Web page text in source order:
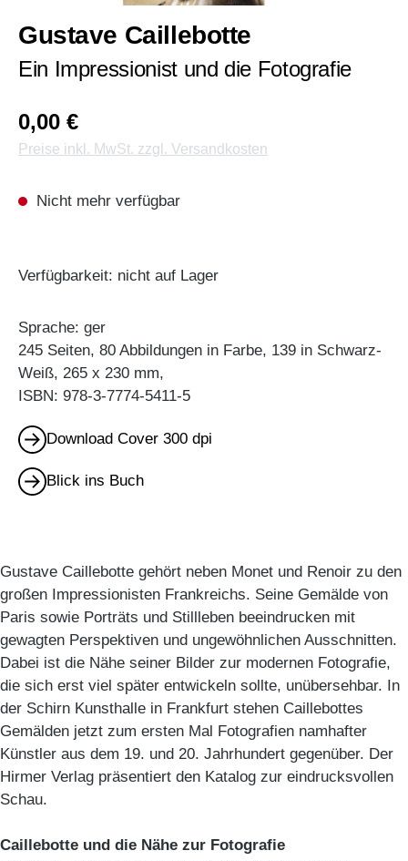
Gustave Caillebotte
Ein Impressionist und die Fotografie
0,00 €
Preise inkl. MwSt. zzgl. Versandkosten
Nicht mehr verfügbar
Verfügbarkeit: nicht auf Lager
Sprache: ger
245 Seiten, 80 Abbildungen in Farbe, 139 in Schwarz-
Weiß, 265 x 230 mm,
ISBN: 978-3-7774-5411-5
Download Cover 300 dpi
Blick ins Buch
Gustave Caillebotte gehört neben Monet und Renoir zu den
großen Impressionisten Frankreichs. Seine Gemälde von
Paris sowie Porträts und Stillleben beeindrucken mit
gewagten Perspektiven und ungewöhnlichen Ausschnitten.
Dabei ist die Nähe seiner Bilder zur modernen Fotografie,
die sich erst viel später entwickeln sollte, unübersehbar. In
der Schirn Kunsthalle in Frankfurt stehen Caillebottes
Gemälden jetzt zum ersten Mal Fotografien namhafter
Künstler aus dem 19. und 20. Jahrhundert gegenüber. Der
Hirmer Verlag präsentiert den Katalog zur eindrucksvollen
Schau.
Caillebotte und die Nähe zur Fotografie